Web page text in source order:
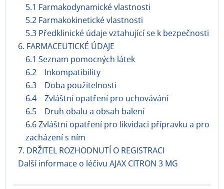
5.1 Farmakodynamické vlastnosti
5.2 Farmakokinetické vlastnosti
5.3 Předklinické údaje vztahující se k bezpečnosti
6. FARMACEUTICKÉ ÚDAJE
6.1 Seznam pomocných látek
6.2 Inkompatibility
6.3 Doba použitelnosti
6.4 Zvláštní opatření pro uchovávání
6.5 Druh obalu a obsah balení
6.6 Zvláštní opatření pro likvidaci přípravku a pro
zacházení s ním
7. DRŽITEL ROZHODNUTÍ O REGISTRACI
Další informace o léčivu AJAX CITRON 3 MG